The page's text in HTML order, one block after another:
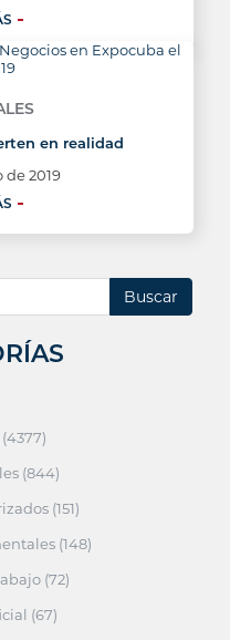
en realidad
de 2019
Buscar
(844)
(151)
(148)
(72)
(67)